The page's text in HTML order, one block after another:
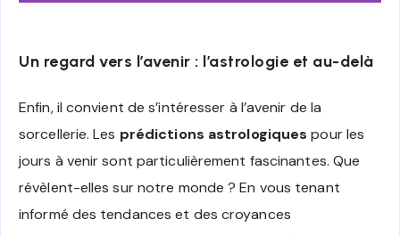
Un regard vers l’avenir : l’astrologie et au-delà
Enfin, il convient de s’intéresser à l’avenir de la
sorcellerie. Les prédictions astrologiques pour les
jours à venir sont particulièrement fascinantes. Que
révèlent-elles sur notre monde ? En vous tenant
informé des tendances et des croyances